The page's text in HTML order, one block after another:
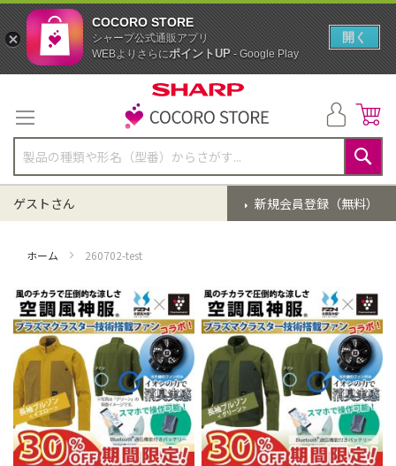
テ
ン
ツ
に
ス
キ
ッ
検
索
新規会員登録（無料）
ゲストさん
ホーム 260702-test
COCORO STORE
シャープ公式通販アプリ
WEBよりさらにポイントUP- Google Play
開く